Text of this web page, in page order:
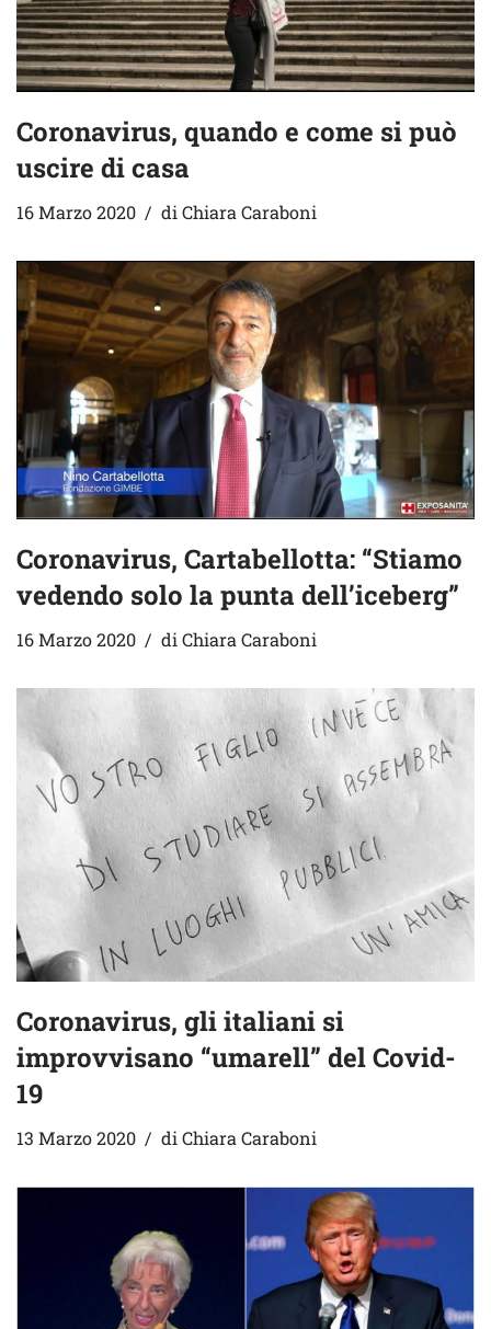
Coronavirus, quando e come si può
uscire di casa
16 Marzo 2020 diChiara Caraboni
Coronavirus, Cartabellotta: “Stiamo
vedendo solo la punta dell’iceberg”
16 Marzo 2020 di Chiara Caraboni
Coronavirus, gli italiani si
improvvisano “umarell” del Covid-
19
13 Marzo 2020 di Chiara Caraboni